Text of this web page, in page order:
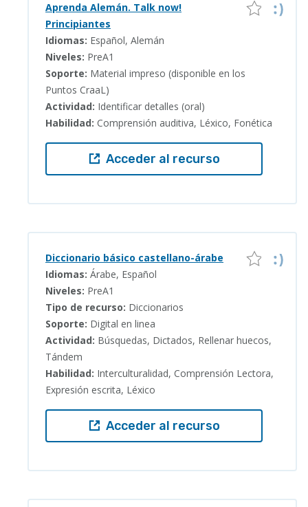
Aprenda Alemán. Talk now!
Principiantes
Idiomas: Español, Alemán
Niveles: PreA1
Soporte: Material impreso (disponible en los
Puntos CraaL)
Actividad: Identificar detalles (oral)
Habilidad: Comprensión auditiva, Léxico, Fonética
Acceder al recurso
Diccionario básico castellano-árabe
Idiomas: Árabe, Español
Niveles: PreA1
Tipo de recurso: Diccionarios
Soporte: Digital en linea
Actividad: Búsquedas, Dictados, Rellenar huecos,
Tándem
Habilidad: Interculturalidad, Comprensión Lectora,
Expresión escrita, Léxico
Acceder al recurso